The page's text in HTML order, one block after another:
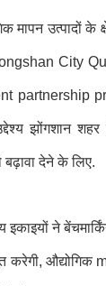
मापन उत्पादों
City
partnership
झोंगशान शहर
बढ़ावा देने के लिए.
इकाइयों ने
करेगी,